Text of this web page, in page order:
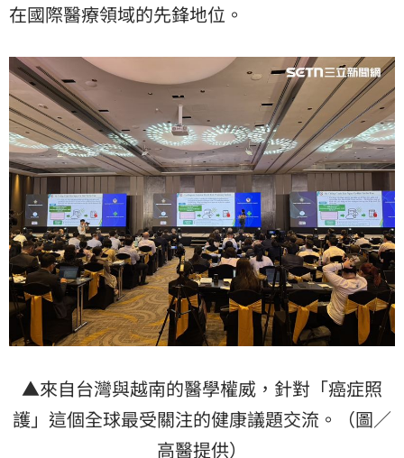
在國際醫療領域的先鋒地位。
▲來自台灣與越南的醫學權威，針對「癌症照
護」這個全球最受關注的健康議題交流。（圖／
高醫提供）